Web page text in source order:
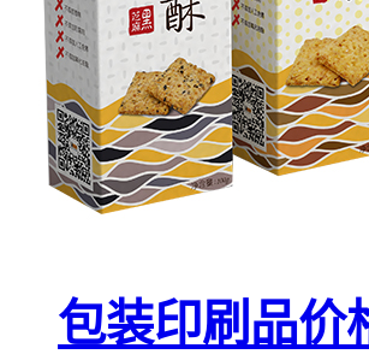
包装印刷品价